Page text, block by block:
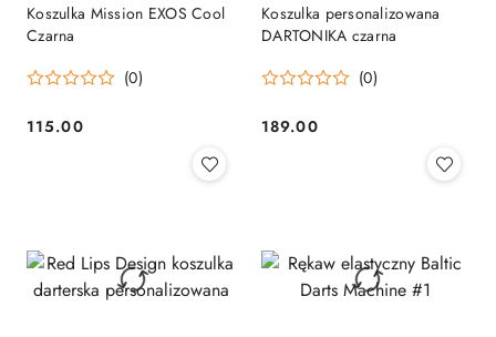
Koszulka Mission EXOS Cool
Czarna
(0)
Cena:
115.00
Koszulka personalizowana
DARTONIKA czarna
(0)
Cena:
189.00